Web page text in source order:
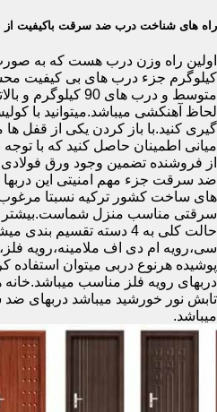
راه های شناخت درب ضد سرقت باکیفیت
متوسط و درب های 90
لحاظ آهنکشی میباشد.میتوانید با
گیری کنید.با باز کردن یکی از قفل ها
میانی اطمینان حاصل کنید که با
از فروشنده تضمین وجود ورق فولادی
ضد سرقت جزء مهم امنیتی این
های ساخت کشور ترکیه نسبتا
سرقتی مناسب منزل شماست.بیشتر
حالت کلی به 4 دسته تقسیم
سی،رویه ام دی اف ملامینه،رویه
پوشیده هرنوع دربی میتوان
دربهای رویه فلز مناسب
تابش نور خورشید میباشد دربهای
میباشد.